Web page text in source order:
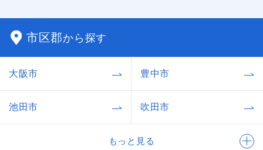
市区郡から探す
大阪市 豊中市
池田市 吹田市
もっと見る